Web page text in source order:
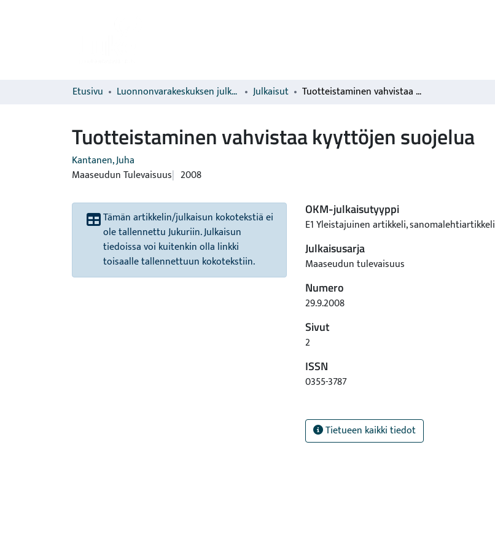
Etusivu Luonnonvarakeskuksen julkaisut Julkaisut Tuotteistaminen vahvistaa kyyttöjen suojelua
Tuotteistaminen vahvistaa kyyttöjen suojelua
Kantanen, Juha
Maaseudun Tulevaisuus 2008
Tämän artikkelin/julkaisun kokotekstiä ei
ole tallennettu Jukuriin. Julkaisun
tiedoissa voi kuitenkin olla linkki
toisaalle tallennettuun kokotekstiin.
OKM-julkaisutyyppi
E1 Yleistajuinen artikkeli, sanomalehtiartikkeli
Julkaisusarja
Maaseudun tulevaisuus
Numero
29.9.2008
Sivut
2
ISSN
0355-3787
Tietueen kaikki tiedot